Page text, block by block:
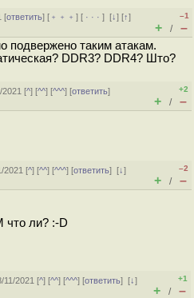
[ответить] [ ﹢﹢﹢] [ · · ·][↓] [↑]
–1
+ / –
подвержено таким атакам.
DDR3? DDR4? Што?
2021 [^] [^^] [^^^] [ответить]
+2
+ / –
2021 [^] [^^] [^^^] [ответить][↓]
–2
+ / –
что ли? :-D
11/2021 [^] [^^] [^^^] [ответить][↓]
+1
+ / –